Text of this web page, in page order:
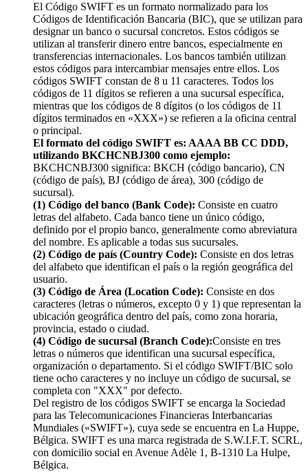
El Código SWIFT es un formato normalizado para los
Códigos de Identificación Bancaria (BIC), que se utilizan para
designar un banco o sucursal concretos. Estos códigos se
utilizan al transferir dinero entre bancos, especialmente en
transferencias internacionales. Los bancos también utilizan
estos códigos para intercambiar mensajes entre ellos. Los
códigos SWIFT constan de 8 u 11 caracteres. Todos los
códigos de 11 dígitos se refieren a una sucursal específica,
mientras que los códigos de 8 dígitos (o los códigos de 11
dígitos terminados en «XXX») se refieren a la oficina central
o principal.
El formato del código SWIFT es: AAAA BB CC DDD,
utilizando BKCHCNBJ300 como ejemplo:
BKCHCNBJ300 significa: BKCH (código bancario), CN
(código de país), BJ (código de área), 300 (código de
sucursal).
(1) Código del banco (Bank Code): Consiste en cuatro
letras del alfabeto. Cada banco tiene un único código,
definido por el propio banco, generalmente como abreviatura
del nombre. Es aplicable a todas sus sucursales.
(2) Código de país (Country Code): Consiste en dos letras
del alfabeto que identifican el país o la región geográfica del
usuario.
(3) Código de Área (Location Code): Consiste en dos
caracteres (letras o números, excepto 0 y 1) que representan la
ubicación geográfica dentro del país, como zona horaria,
provincia, estado o ciudad.
(4) Código de sucursal (Branch Code):Consiste en tres
letras o números que identifican una sucursal específica,
organización o departamento. Si el código SWIFT/BIC solo
tiene ocho caracteres y no incluye un código de sucursal, se
completa con "XXX" por defecto.
Del registro de los códigos SWIFT se encarga la Sociedad
para las Telecomunicaciones Financieras Interbancarias
Mundiales («SWIFT»), cuya sede se encuentra en La Huppe,
Bélgica. SWIFT es una marca registrada de S.W.I.F.T. SCRL,
con domicilio social en Avenue Adèle 1, B-1310 La Hulpe,
Bélgica.